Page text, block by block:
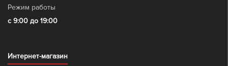
Режим работы
с 9:00 до 19:00
Интернет-магазин